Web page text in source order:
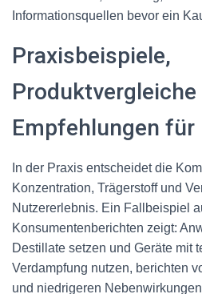
Informationsquellen bevor ein
Praxisbeispiele,
Produktvergleiche
Empfehlungen für
In der Praxis entscheidet die
Konzentration, Trägerstoff und
Nutzererlebnis. Ein Fallbeispiel
Konsumentenberichten zeigt:
Destillate setzen und Geräte mit
Verdampfung nutzen, berichten
und niedrigeren